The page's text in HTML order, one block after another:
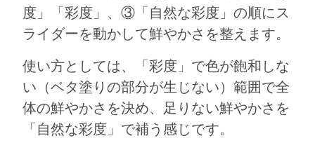
度」「彩度」、③「自然な彩度」の順にス
ライダーを動かして鮮やかさを整えます。
使い方としては、「彩度」で色が飽和しな
い（ベタ塗りの部分が生じない）範囲で全
体の鮮やかさを決め、足りない鮮やかさを
「自然な彩度」で補う感じです。